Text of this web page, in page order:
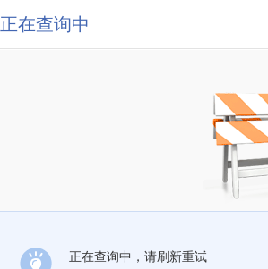
正在查询中
正在查询中，请刷新重试